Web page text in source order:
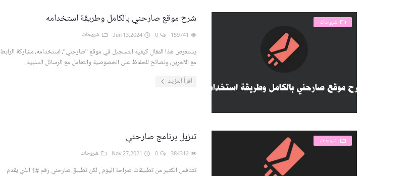
شروحات شرح موقع صارحني بالكامل وطريقة استخدامه
شروحات
يستعرض هذا المقال كيفية التسجيل في موقع "صارحني"، استخدامه، مشاركة الرابط
مع الآخرين، ونصائح للحفاظ على الخصوصية والتعامل مع الرسائل السلبية.
اقرأ المزيد
شروحات تنزيل برنامج صارحني
شروحات
تتنافس الكثير من تطبيقات صراحة اليوم , لكن تطبيق صارحني رقم #1 الذي يقدم